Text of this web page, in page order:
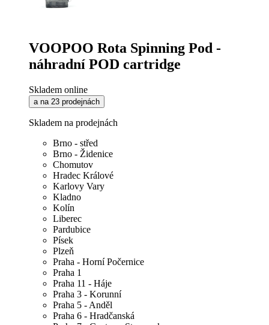
VOOPOO Rota Spinning Pod -
náhradní POD cartridge
Skladem online
a na 23 prodejnách
Skladem na prodejnách
Brno - střed
Brno - Židenice
Chomutov
Hradec Králové
Karlovy Vary
Kladno
Kolín
Liberec
Pardubice
Písek
Plzeň
Praha - Horní Počernice
Praha 1
Praha 11 - Háje
Praha 3 - Korunní
Praha 5 - Anděl
Praha 6 - Hradčanská